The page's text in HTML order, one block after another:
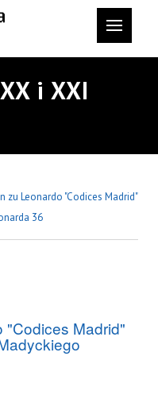
i XXI
zu Leonardo "Codices Madrid"
36
Madrid"